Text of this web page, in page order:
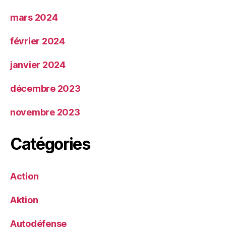
mars 2024
février 2024
janvier 2024
décembre 2023
novembre 2023
Catégories
Action
Aktion
Autodéfense